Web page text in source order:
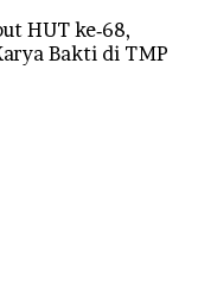
HUT ke‑68,
Bakti di TMP